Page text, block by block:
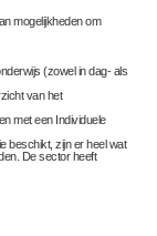
mogelijkheden om
(zowel in dag- als
van het
met een Individuele
beschikt, zijn er heel wat
De sector heeft